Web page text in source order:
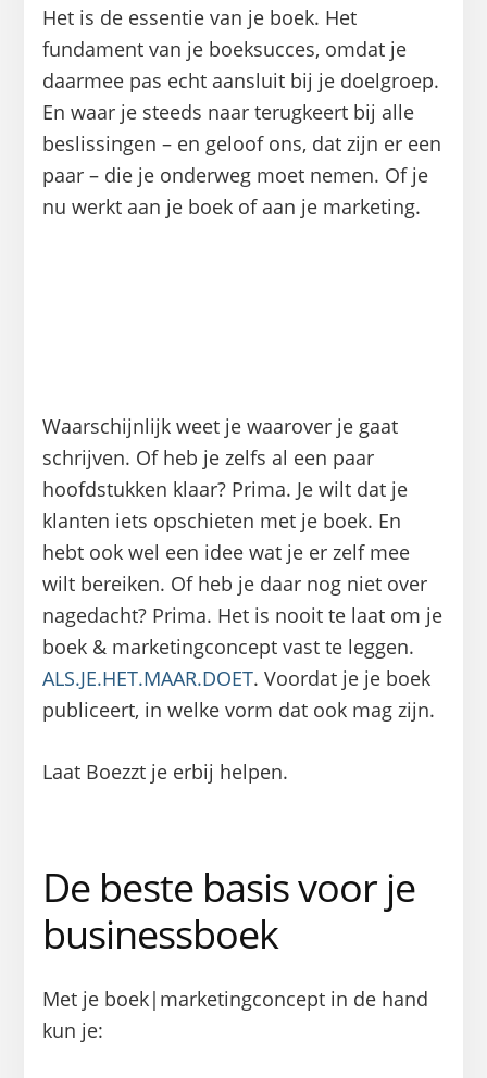
Het is de essentie van je boek. Het
fundament van je boeksucces, omdat je
daarmee pas echt aansluit bij je doelgroep.
En waar je steeds naar terugkeert bij alle
beslissingen – en geloof ons, dat zijn er een
paar – die je onderweg moet nemen. Of je
nu werkt aan je boek of aan je marketing.
Waarschijnlijk weet je waarover je gaat
schrijven. Of heb je zelfs al een paar
hoofdstukken klaar? Prima. Je wilt dat je
klanten iets opschieten met je boek. En
hebt ook wel een idee wat je er zelf mee
wilt bereiken. Of heb je daar nog niet over
nagedacht? Prima. Het is nooit te laat om je
boek & marketingconcept vast te leggen.
ALS.JE.HET.MAAR.DOET. Voordat je je boek
publiceert, in welke vorm dat ook mag zijn.
Laat Boezzt je erbij helpen.
De beste basis voor je
businessboek
Met je boek|marketingconcept in de hand
kun je: